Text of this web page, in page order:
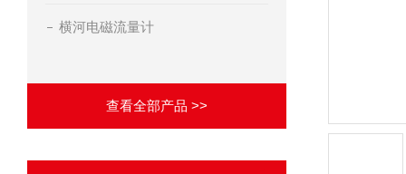
横河电磁流量计
查看全部产品 >>